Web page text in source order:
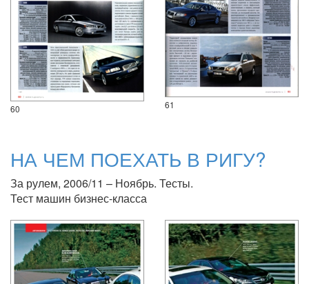
60 61
НА ЧЕМ ПОЕХАТЬ В РИГУ?
За рулем, 2006/11 – Ноябрь. Тесты.
Тест машин бизнес-класса